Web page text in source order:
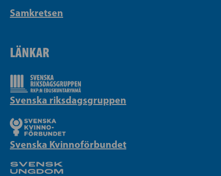
Samkretsen
LÄNKAR
Svenska riksdagsgruppen
Svenska Kvinnoförbundet